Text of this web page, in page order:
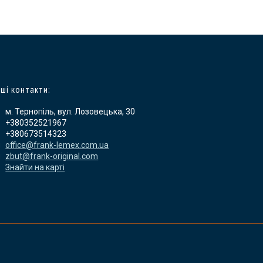
контакти:
м. Тернопіль, вул. Лозовецька, 30
+380352521967
+380673514323
office@frank-lemex.com.ua
zbut@frank-original.com
Знайти на карті